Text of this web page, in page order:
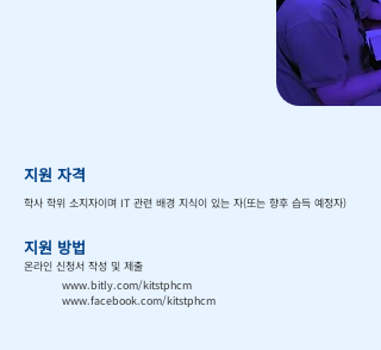
지원 자격
학사 학위 소지자이며 IT 관련 배경 지식이 있는 자(또는 향후 습득 예정자)
지원 방법
온라인 신청서 작성 및 제출
www.bitly.com/kitstphcm
www.facebook.com/kitstphcm